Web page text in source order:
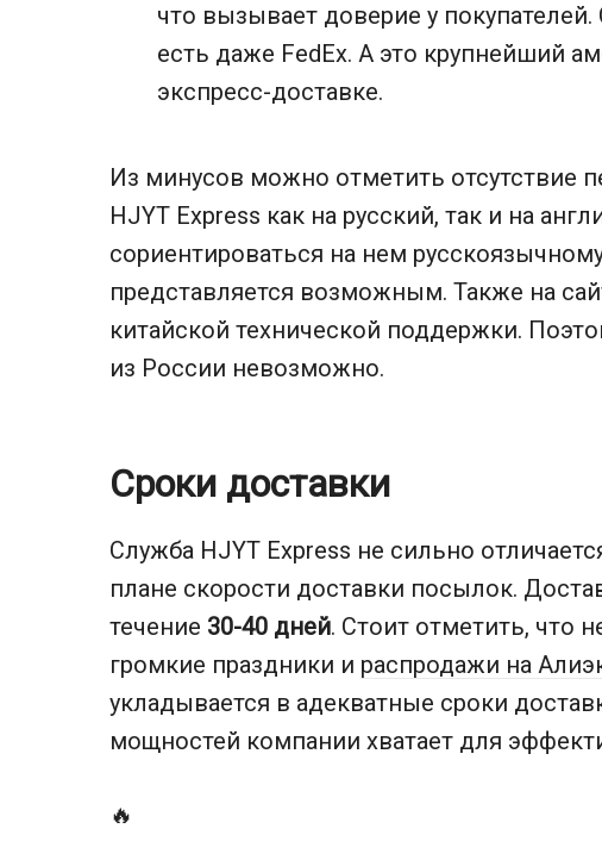
что вызывает доверие у
есть даже FedEx. А это крупнейший
экспресс-доставке.
Из минусов можно отметить отсутствие
HJYT Express как на русский, так и на
сориентироваться на нем
представляется возможным. Также на
китайской технической поддержки.
из России невозможно.
Сроки доставки
Служба HJYT Express не сильно
плане скорости доставки посылок.
течение 30-40 дней. Стоит отметить, что
громкие праздники и распродажи на
укладывается в адекватные сроки
мощностей компании хватает для
🔥